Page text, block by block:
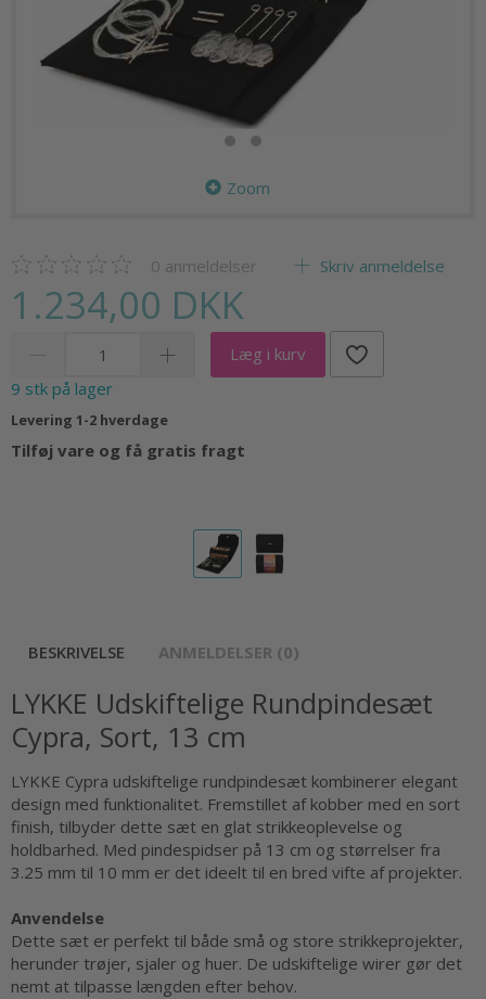
Zoom
0 anmeldelser Skriv anmeldelse
1.234,00 DKK
Læg i kurv
9 stk på lager
Levering 1-2 hverdage
Tilføj vare og få gratis fragt
BESKRIVELSE ANMELDELSER (0)
LYKKE Udskiftelige Rundpindesæt
Cypra, Sort, 13 cm
LYKKE Cypra udskiftelige rundpindesæt kombinerer elegant
design med funktionalitet. Fremstillet af kobber med en sort
finish, tilbyder dette sæt en glat strikkeoplevelse og
holdbarhed. Med pindespidser på 13 cm og størrelser fra
3.25 mm til 10 mm er det ideelt til en bred vifte af projekter.
Anvendelse
Dette sæt er perfekt til både små og store strikkeprojekter,
herunder trøjer, sjaler og huer. De udskiftelige wirer gør det
nemt at tilpasse længden efter behov.